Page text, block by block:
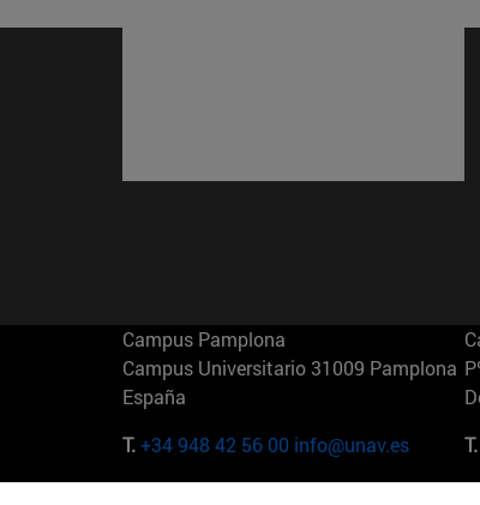
Campus Pamplona
Campus Universitario 31009 Pamplona
España
T.+34 948 42 56 00 info@unav.es
T.